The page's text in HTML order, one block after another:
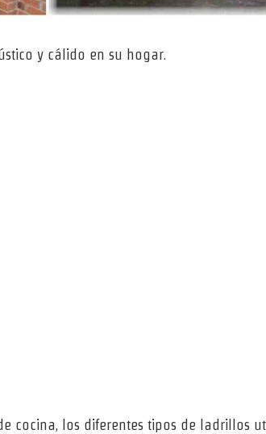
y cálido en su hogar.
cocina, los diferentes tipos de ladrillos